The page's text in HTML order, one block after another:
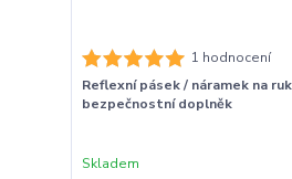
1 hodnocení
Reflexní pásek / náramek na
bezpečnostní doplněk
Skladem